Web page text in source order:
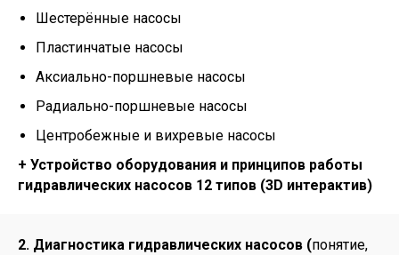
Шестерённые насосы
Пластинчатые насосы
Аксиально-поршневые насосы
Радиально-поршневые насосы
Центробежные и вихревые насосы
+ Устройство оборудования и принципов работы
гидравлических насосов 12 типов (3D интерактив)
2. Диагностика гидравлических насосов (понятие,